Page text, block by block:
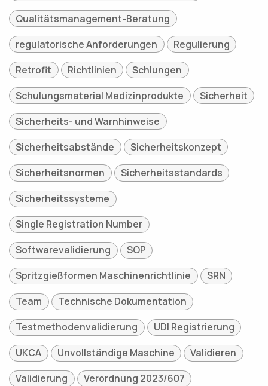
Qualitätsmanagement-Beratung
regulatorische Anforderungen
Regulierung
Retrofit
Richtlinien
Schlungen
Schulungsmaterial Medizinprodukte
Sicherheit
Sicherheits- und Warnhinweise
Sicherheitsabstände
Sicherheitskonzept
Sicherheitsnormen
Sicherheitsstandards
Sicherheitssysteme
Single Registration Number
Softwarevalidierung
SOP
Spritzgießformen Maschinenrichtlinie
SRN
Team
Technische Dokumentation
Testmethodenvalidierung
UDI Registrierung
UKCA
Unvollständige Maschine
Validieren
Validierung
Verordnung 2023/607